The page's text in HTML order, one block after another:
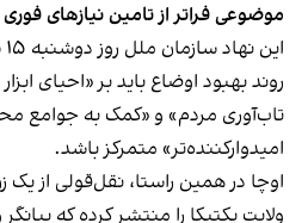
موضوعی فراتر از تامین نیازهای
روند بهبود اوضاع باید بر «احیای
تاب‌آوری مردم» و «کمک به جوامع
امیدوارکننده‌تر» متمرکز باشد.
اوچا در همین راستا، نقل‌قولی از
ولایت پکتیکا را منتشر کرده که